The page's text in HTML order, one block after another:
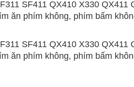
SF411 QX410 X330 QX411
ăn phím không, phím bấm
SF411 QX410 X330 QX411
ăn phím không, phím bấm